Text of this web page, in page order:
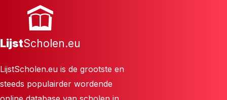
LijstScholen.eu
LijstScholen.eu is de grootste en
steeds populairder wordende